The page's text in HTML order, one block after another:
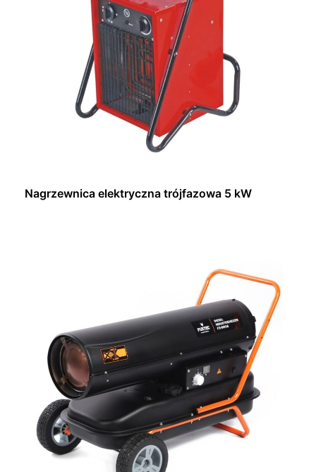
Nagrzewnica elektryczna trójfazowa 5 kW